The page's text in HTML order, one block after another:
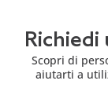
Richiedi
Scopri di
aiutarti a